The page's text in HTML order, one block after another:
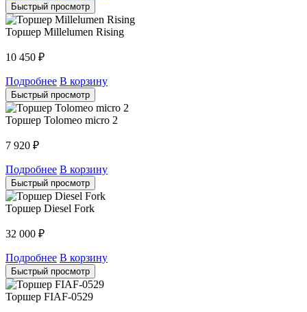
Быстрый просмотр
Торшер Millelumen Rising
10 450 ₽
Подробнее В корзину
Быстрый просмотр
Торшер Tolomeo micro 2
7 920 ₽
Подробнее В корзину
Быстрый просмотр
Торшер Diesel Fork
32 000 ₽
Подробнее В корзину
Быстрый просмотр
Торшер FIAF-0529